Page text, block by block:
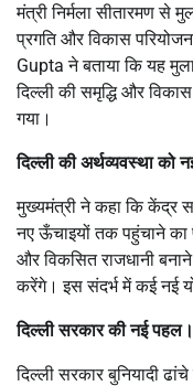
मंत्री निर्मला सीतारमण से
प्रगति और विकास
Gupta ने बताया कि यह
दिल्ली की समृद्धि और विकास
गया।
दिल्ली की अर्थव्यवस्था को
मुख्यमंत्री ने कहा कि केंद्र
नए ऊँचाइयों तक पहुंचाने का
और विकसित राजधानी
करेंगे। इस संदर्भ में कई नई
दिल्ली सरकार की नई पहल।
दिल्ली सरकार बुनियादी